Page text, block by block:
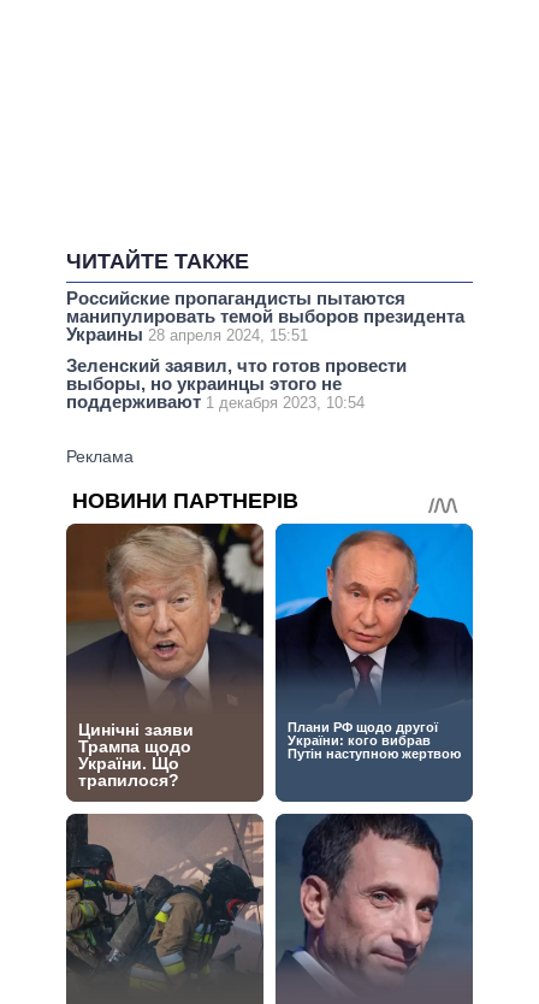
ЧИТАЙТЕ ТАКЖЕ
Российские пропагандисты пытаются
манипулировать темой выборов президента
Украины 28 апреля 2024, 15:51
Зеленский заявил, что готов провести
выборы, но украинцы этого не
поддерживают 1 декабря 2023, 10:54